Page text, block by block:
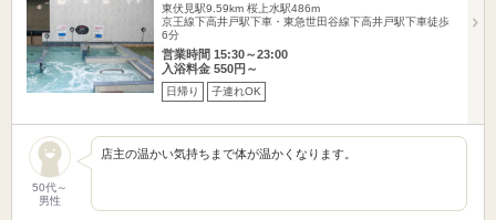
東伏見駅9.59km 桜上水駅486m
京王線下高井戸駅下車・東急世田谷線下高井戸駅下車徒歩
6分
営業時間 15:30～23:00
入浴料金 550円～
日帰り 子連れOK
50代～
男性
店主の温かい気持ちまで体が温かくなります。